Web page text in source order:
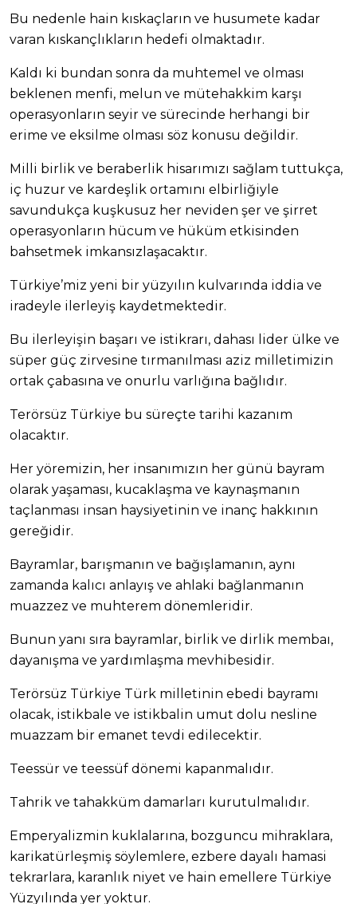
Bu nedenle hain kıskaçların ve husumete kadar
varan kıskançlıkların hedefi olmaktadır.
Kaldı ki bundan sonra da muhtemel ve olması
beklenen menfi, melun ve mütehakkim karşı
operasyonların seyir ve sürecinde herhangi bir
erime ve eksilme olması söz konusu değildir.
Milli birlik ve beraberlik hisarımızı sağlam tuttukça,
iç huzur ve kardeşlik ortamını elbirliğiyle
savundukça kuşkusuz her neviden şer ve şirret
operasyonların hücum ve hüküm etkisinden
bahsetmek imkansızlaşacaktır.
Türkiye’miz yeni bir yüzyılın kulvarında iddia ve
iradeyle ilerleyiş kaydetmektedir.
Bu ilerleyişin başarı ve istikrarı, dahası lider ülke ve
süper güç zirvesine tırmanılması aziz milletimizin
ortak çabasına ve onurlu varlığına bağlıdır.
Terörsüz Türkiye bu süreçte tarihi kazanım
olacaktır.
Her yöremizin, her insanımızın her günü bayram
olarak yaşaması, kucaklaşma ve kaynaşmanın
taçlanması insan haysiyetinin ve inanç hakkının
gereğidir.
Bayramlar, barışmanın ve bağışlamanın, aynı
zamanda kalıcı anlayış ve ahlaki bağlanmanın
muazzez ve muhterem dönemleridir.
Bunun yanı sıra bayramlar, birlik ve dirlik membaı,
dayanışma ve yardımlaşma mevhibesidir.
Terörsüz Türkiye Türk milletinin ebedi bayramı
olacak, istikbale ve istikbalin umut dolu nesline
muazzam bir emanet tevdi edilecektir.
Teessür ve teessüf dönemi kapanmalıdır.
Tahrik ve tahakküm damarları kurutulmalıdır.
Emperyalizmin kuklalarına, bozguncu mihraklara,
karikatürleşmiş söylemlere, ezbere dayalı hamasi
tekrarlara, karanlık niyet ve hain emellere Türkiye
Yüzyılında yer yoktur.